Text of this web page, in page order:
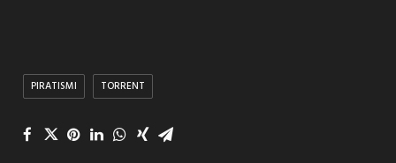
PIRATISMI TORRENT